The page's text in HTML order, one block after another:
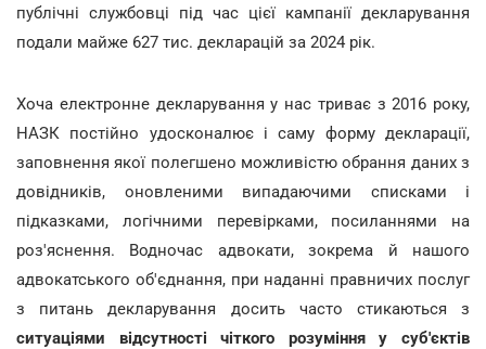
публічні службовці під час цієї кампанії декларування
подали майже 627 тис. декларацій за 2024 рік.
Хоча електронне декларування у нас триває з 2016 року,
НАЗК постійно удосконалює і саму форму декларації,
заповнення якої полегшено можливістю обрання даних з
довідників, оновленими випадаючими списками і
підказками, логічними перевірками, посиланнями на
роз'яснення. Водночас адвокати, зокрема й нашого
адвокатського об'єднання, при наданні правничих послуг
з питань декларування досить часто стикаються з
ситуаціями відсутності чіткого розуміння у суб'єктів